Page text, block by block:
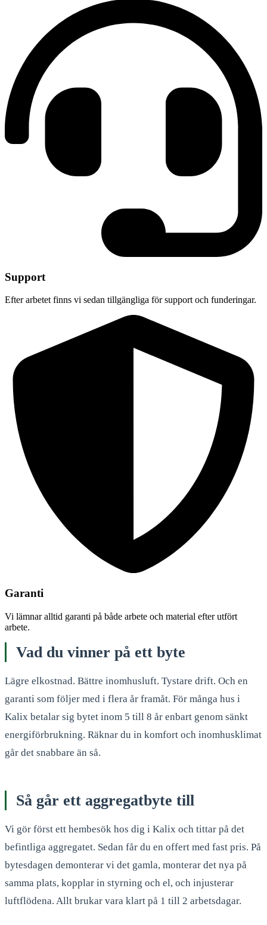
Support
Efter arbetet finns vi sedan tillgängliga för support och funderingar.
Garanti
Vi lämnar alltid garanti på både arbete och material efter utfört
arbete.
Vad du vinner på ett byte
Lägre elkostnad. Bättre inomhusluft. Tystare drift. Och en
garanti som följer med i flera år framåt. För många hus i
Kalix betalar sig bytet inom 5 till 8 år enbart genom sänkt
energiförbrukning. Räknar du in komfort och inomhusklimat
går det snabbare än så.
Så går ett aggregatbyte till
Vi gör först ett hembesök hos dig i Kalix och tittar på det
befintliga aggregatet. Sedan får du en offert med fast pris. På
bytesdagen demonterar vi det gamla, monterar det nya på
samma plats, kopplar in styrning och el, och injusterar
luftflödena. Allt brukar vara klart på 1 till 2 arbetsdagar.